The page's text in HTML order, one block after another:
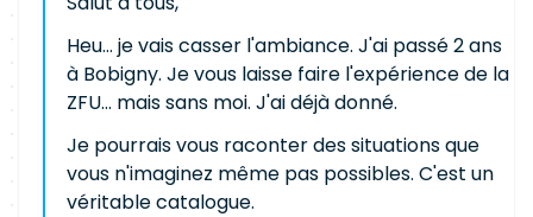
Heu... je vais casser l'ambiance. J'ai passé 2 ans
à Bobigny. Je vous laisse faire l'expérience de la
ZFU... mais sans moi. J'ai déjà donné.
Je pourrais vous raconter des situations que
vous n'imaginez même pas possibles. C'est un
véritable catalogue.